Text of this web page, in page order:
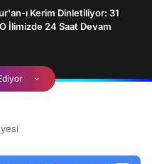
ı Kerim Dinletiliyor: 31
O İlimizde 24 Saat Devam